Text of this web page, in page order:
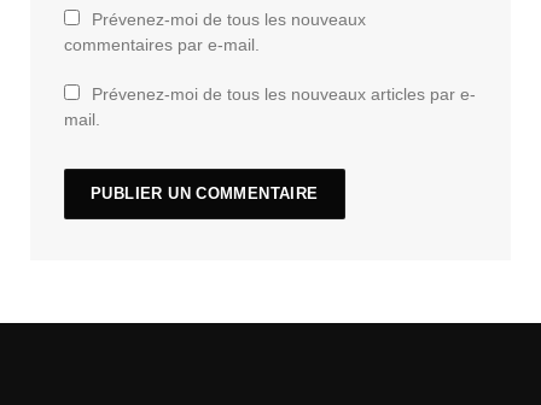
Prévenez-moi de tous les nouveaux
commentaires par e-mail.
Prévenez-moi de tous les nouveaux articles par e-
mail.